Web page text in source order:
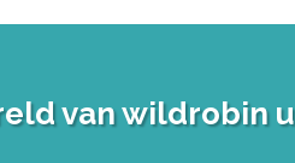
van wildrobin